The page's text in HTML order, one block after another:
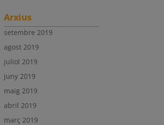
Arxius
setembre 2019
agost 2019
juliol 2019
juny 2019
maig 2019
abril 2019
març 2019